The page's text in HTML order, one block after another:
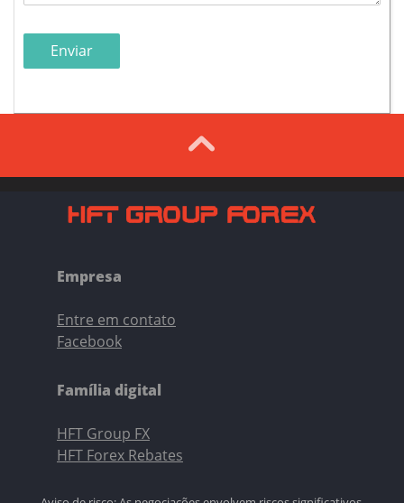
Enviar
Empresa
Entre em contato
Facebook
Família digital
HFT Group FX
HFT Forex Rebates